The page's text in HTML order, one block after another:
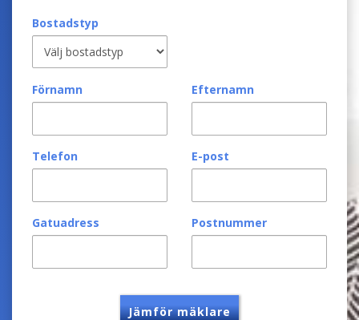
Bostadstyp
Förnamn Efternamn
Telefon E-post
Gatuadress Postnummer
Jämför mäklare